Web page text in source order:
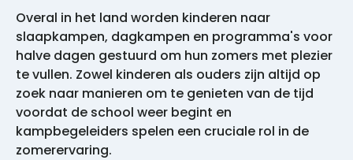
Overal in het land worden kinderen naar
slaapkampen, dagkampen en programma's voor
halve dagen gestuurd om hun zomers met plezier
te vullen. Zowel kinderen als ouders zijn altijd op
zoek naar manieren om te genieten van de tijd
voordat de school weer begint en
kampbegeleiders spelen een cruciale rol in de
zomerervaring.